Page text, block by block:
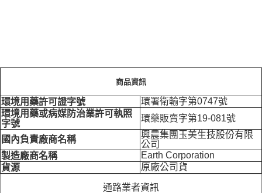
商品資訊
環境用藥許可證字號
環署衛輸字第0747號
環境用藥或病媒防治業許可執照
字號
環藥販賣字第19-081號
國內負責廠商名稱
興農集團玉美生技股份有限
公司
製造廠商名稱
Earth Corporation
貨源
原廠公司貨
通路業者資訊